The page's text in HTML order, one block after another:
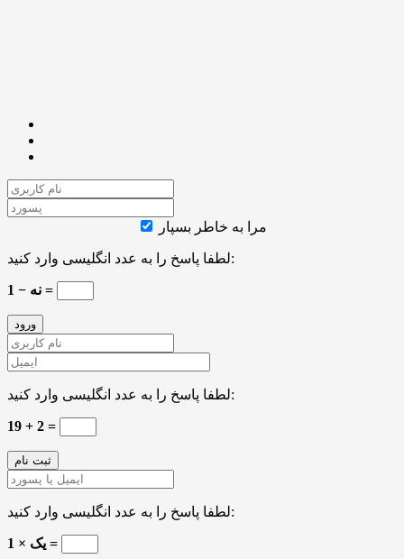
مرا به خاطر بسپار
لطفا پاسخ را به عدد انگلیسی وارد کنید:
نه − 1 =
لطفا پاسخ را به عدد انگلیسی وارد کنید:
19 + 2 =
لطفا پاسخ را به عدد انگلیسی وارد کنید:
یک × 1 =